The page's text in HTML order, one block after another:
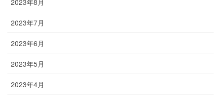
2023年7月
2023年6月
2023年5月
2023年4月